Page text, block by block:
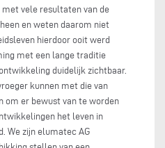
met vele resultaten van de
en weten daarom niet
hierdoor ooit werd
met een lange traditie
duidelijk zichtbaar.
kunnen met die van
om er bewust van te worden
het leven in
We zijn elumatec AG